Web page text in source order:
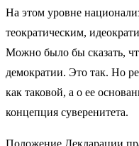
На этом уровне
теократическим,
Можно было бы сказать,
демократии. Это так. Но
как таковой, а о ее
концепция суверенитета.
Положение Декларации